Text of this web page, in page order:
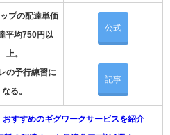
プの配達単価
平均750円以
上。
の予行練習に
なる。
公式
記事
すすめのギグワークサービスを紹介